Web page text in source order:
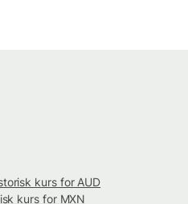
kurs for AUD
kurs for MXN